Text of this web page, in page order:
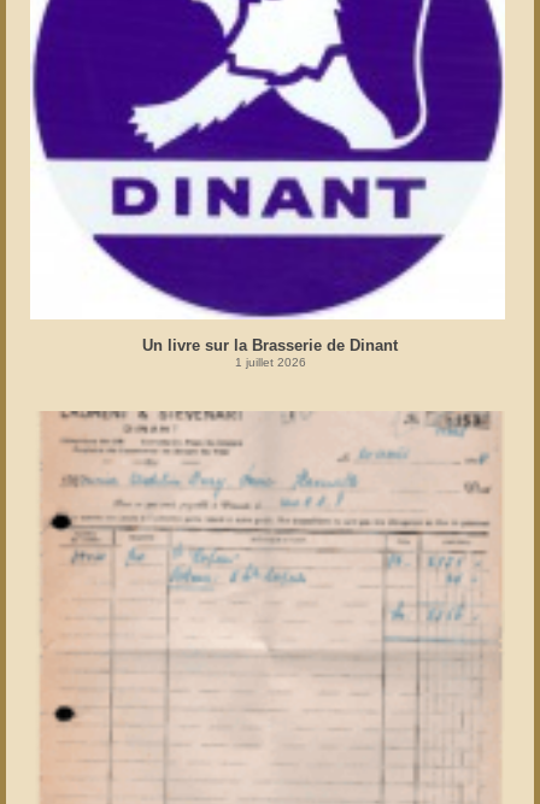
Un livre sur la Brasserie de Dinant
1 juillet 2026